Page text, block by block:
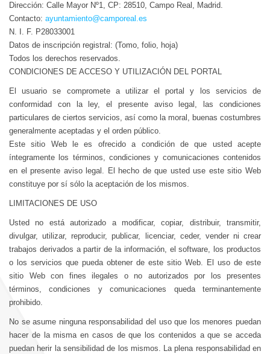
Dirección: Calle Mayor Nº1, CP: 28510, Campo Real, Madrid.
Contacto: ayuntamiento@camporeal.es
N. I. F. P28033001
Datos de inscripción registral: (Tomo, folio, hoja)
Todos los derechos reservados.
CONDICIONES DE ACCESO Y UTILIZACIÓN DEL PORTAL
El usuario se compromete a utilizar el portal y los servicios de
conformidad con la ley, el presente aviso legal, las condiciones
particulares de ciertos servicios, así como la moral, buenas costumbres
generalmente aceptadas y el orden público.
Este sitio Web le es ofrecido a condición de que usted acepte
íntegramente los términos, condiciones y comunicaciones contenidos
en el presente aviso legal. El hecho de que usted use este sitio Web
constituye por sí sólo la aceptación de los mismos.
LIMITACIONES DE USO
Usted no está autorizado a modificar, copiar, distribuir, transmitir,
divulgar, utilizar, reproducir, publicar, licenciar, ceder, vender ni crear
trabajos derivados a partir de la información, el software, los productos
o los servicios que pueda obtener de este sitio Web. El uso de este
sitio Web con fines ilegales o no autorizados por los presentes
términos, condiciones y comunicaciones queda terminantemente
prohibido.
No se asume ninguna responsabilidad del uso que los menores puedan
hacer de la misma en casos de que los contenidos a que se acceda
puedan herir la sensibilidad de los mismos. La plena responsabilidad en